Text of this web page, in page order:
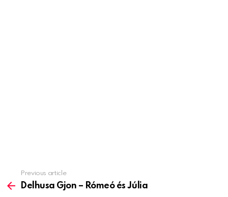
more
Previous article
Delhusa Gjon – Rómeó és Júlia